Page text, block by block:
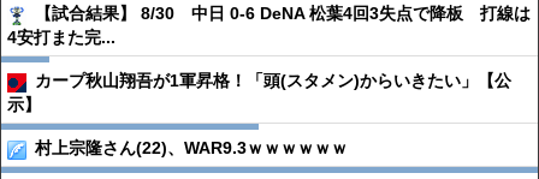
【試合結果】 8/30 中日 0-6 DeNA 松葉4回3失点で降板 打線は
4安打また完...
カープ秋山翔吾が1軍昇格！「頭(スタメン)からいきたい」【公
示】
村上宗隆さん(22)、WAR9.3ｗｗｗｗｗｗ